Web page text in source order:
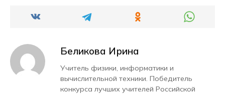
Беликова Ирина
Учитель физики, информатики и
вычислительной техники. Победитель
конкурса лучших учителей Российской